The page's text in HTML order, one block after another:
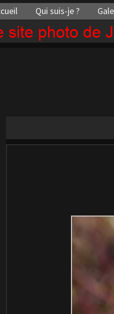
site photo de
Qui suis-je ?